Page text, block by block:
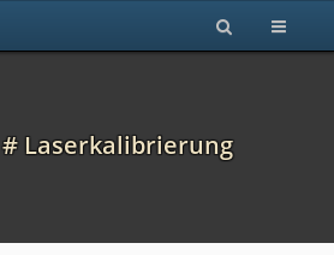
# Laserkalibrierung